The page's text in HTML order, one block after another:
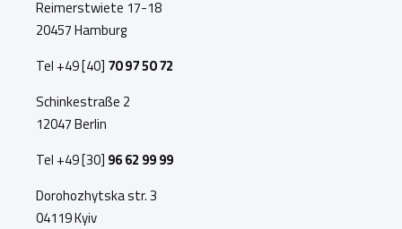
Reimerstwiete 17-18
20457 Hamburg
Tel +49 [40] 70 97 50 72
Schinkestraße 2
12047 Berlin
Tel +49 [30] 96 62 99 99
Dorohozhytska str. 3
04119 Kyiv